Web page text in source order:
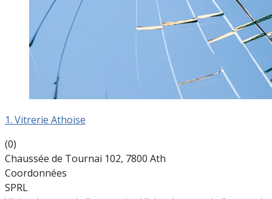
1. Vitrerie Athoise
(0)
Chaussée de Tournai 102, 7800 Ath
Coordonnées
SPRL